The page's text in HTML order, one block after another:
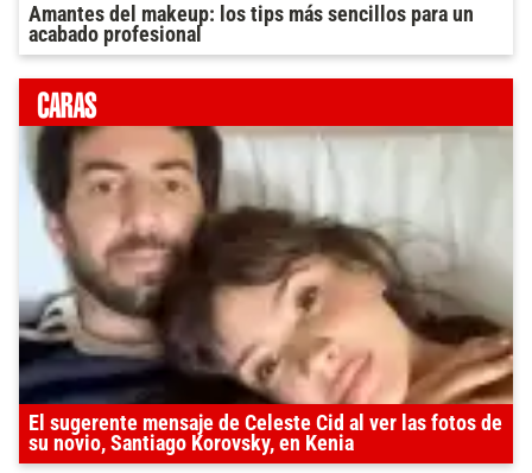
Amantes del makeup: los tips más sencillos para un
acabado profesional
El sugerente mensaje de Celeste Cid al ver las fotos de
su novio, Santiago Korovsky, en Kenia